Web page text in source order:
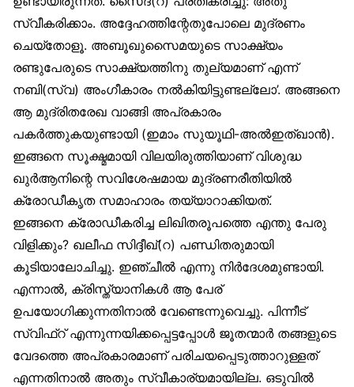
സ്വീകരിക്കാം. അദ്ദേഹത്തിന്റേതുപോലെ മുദ്രണം
ചെയ്‌തോളൂ. അബൂഖുസൈമയുടെ സാക്ഷ്യം
രണ്ടുപേരുടെ സാക്ഷ്യത്തിനു തുല്യമാണ് എന്ന്
നബി(സ്വ) അംഗീകാരം നൽകിയിട്ടുണ്ടല്ലോ’. അങ്ങനെ
ആ മുദ്രിതരേഖ വാങ്ങി അപ്രകാരം
പകർത്തുകയുണ്ടായി (ഇമാം സുയൂഥി-അൽഇത്ഖാൻ).
ഇങ്ങനെ സൂക്ഷ്മമായി വിലയിരുത്തിയാണ് വിശുദ്ധ
ഖുർആനിന്റെ സവിശേഷമായ മുദ്രണരീതിയിൽ
ക്രോഡീകൃത സമാഹാരം തയ്യാറാക്കിയത്.
ഇങ്ങനെ ക്രോഡീകരിച്ച ലിഖിതരൂപത്തെ എന്തു പേരു
വിളിക്കും? ഖലീഫ സിദ്ദീഖ്(റ) പണ്ഡിതരുമായി
കൂടിയാലോചിച്ചു. ഇഞ്ചീൽ എന്നു നിർദേശമുണ്ടായി.
എന്നാൽ, ക്രിസ്ത്യാനികൾ ആ പേര്
ഉപയോഗിക്കുന്നതിനാൽ വേണ്ടെന്നുവെച്ചു. പിന്നീട്
സ്വിഫ്‌റ് എന്നുന്നയിക്കപ്പെട്ടപ്പോൾ ജൂതന്മാർ തങ്ങളുടെ
വേദത്തെ അപ്രകാരമാണ് പരിചയപ്പെടുത്താറുള്ളത്
എന്നതിനാൽ അതും സ്വീകാര്യമായില്ല. ഒടുവിൽ